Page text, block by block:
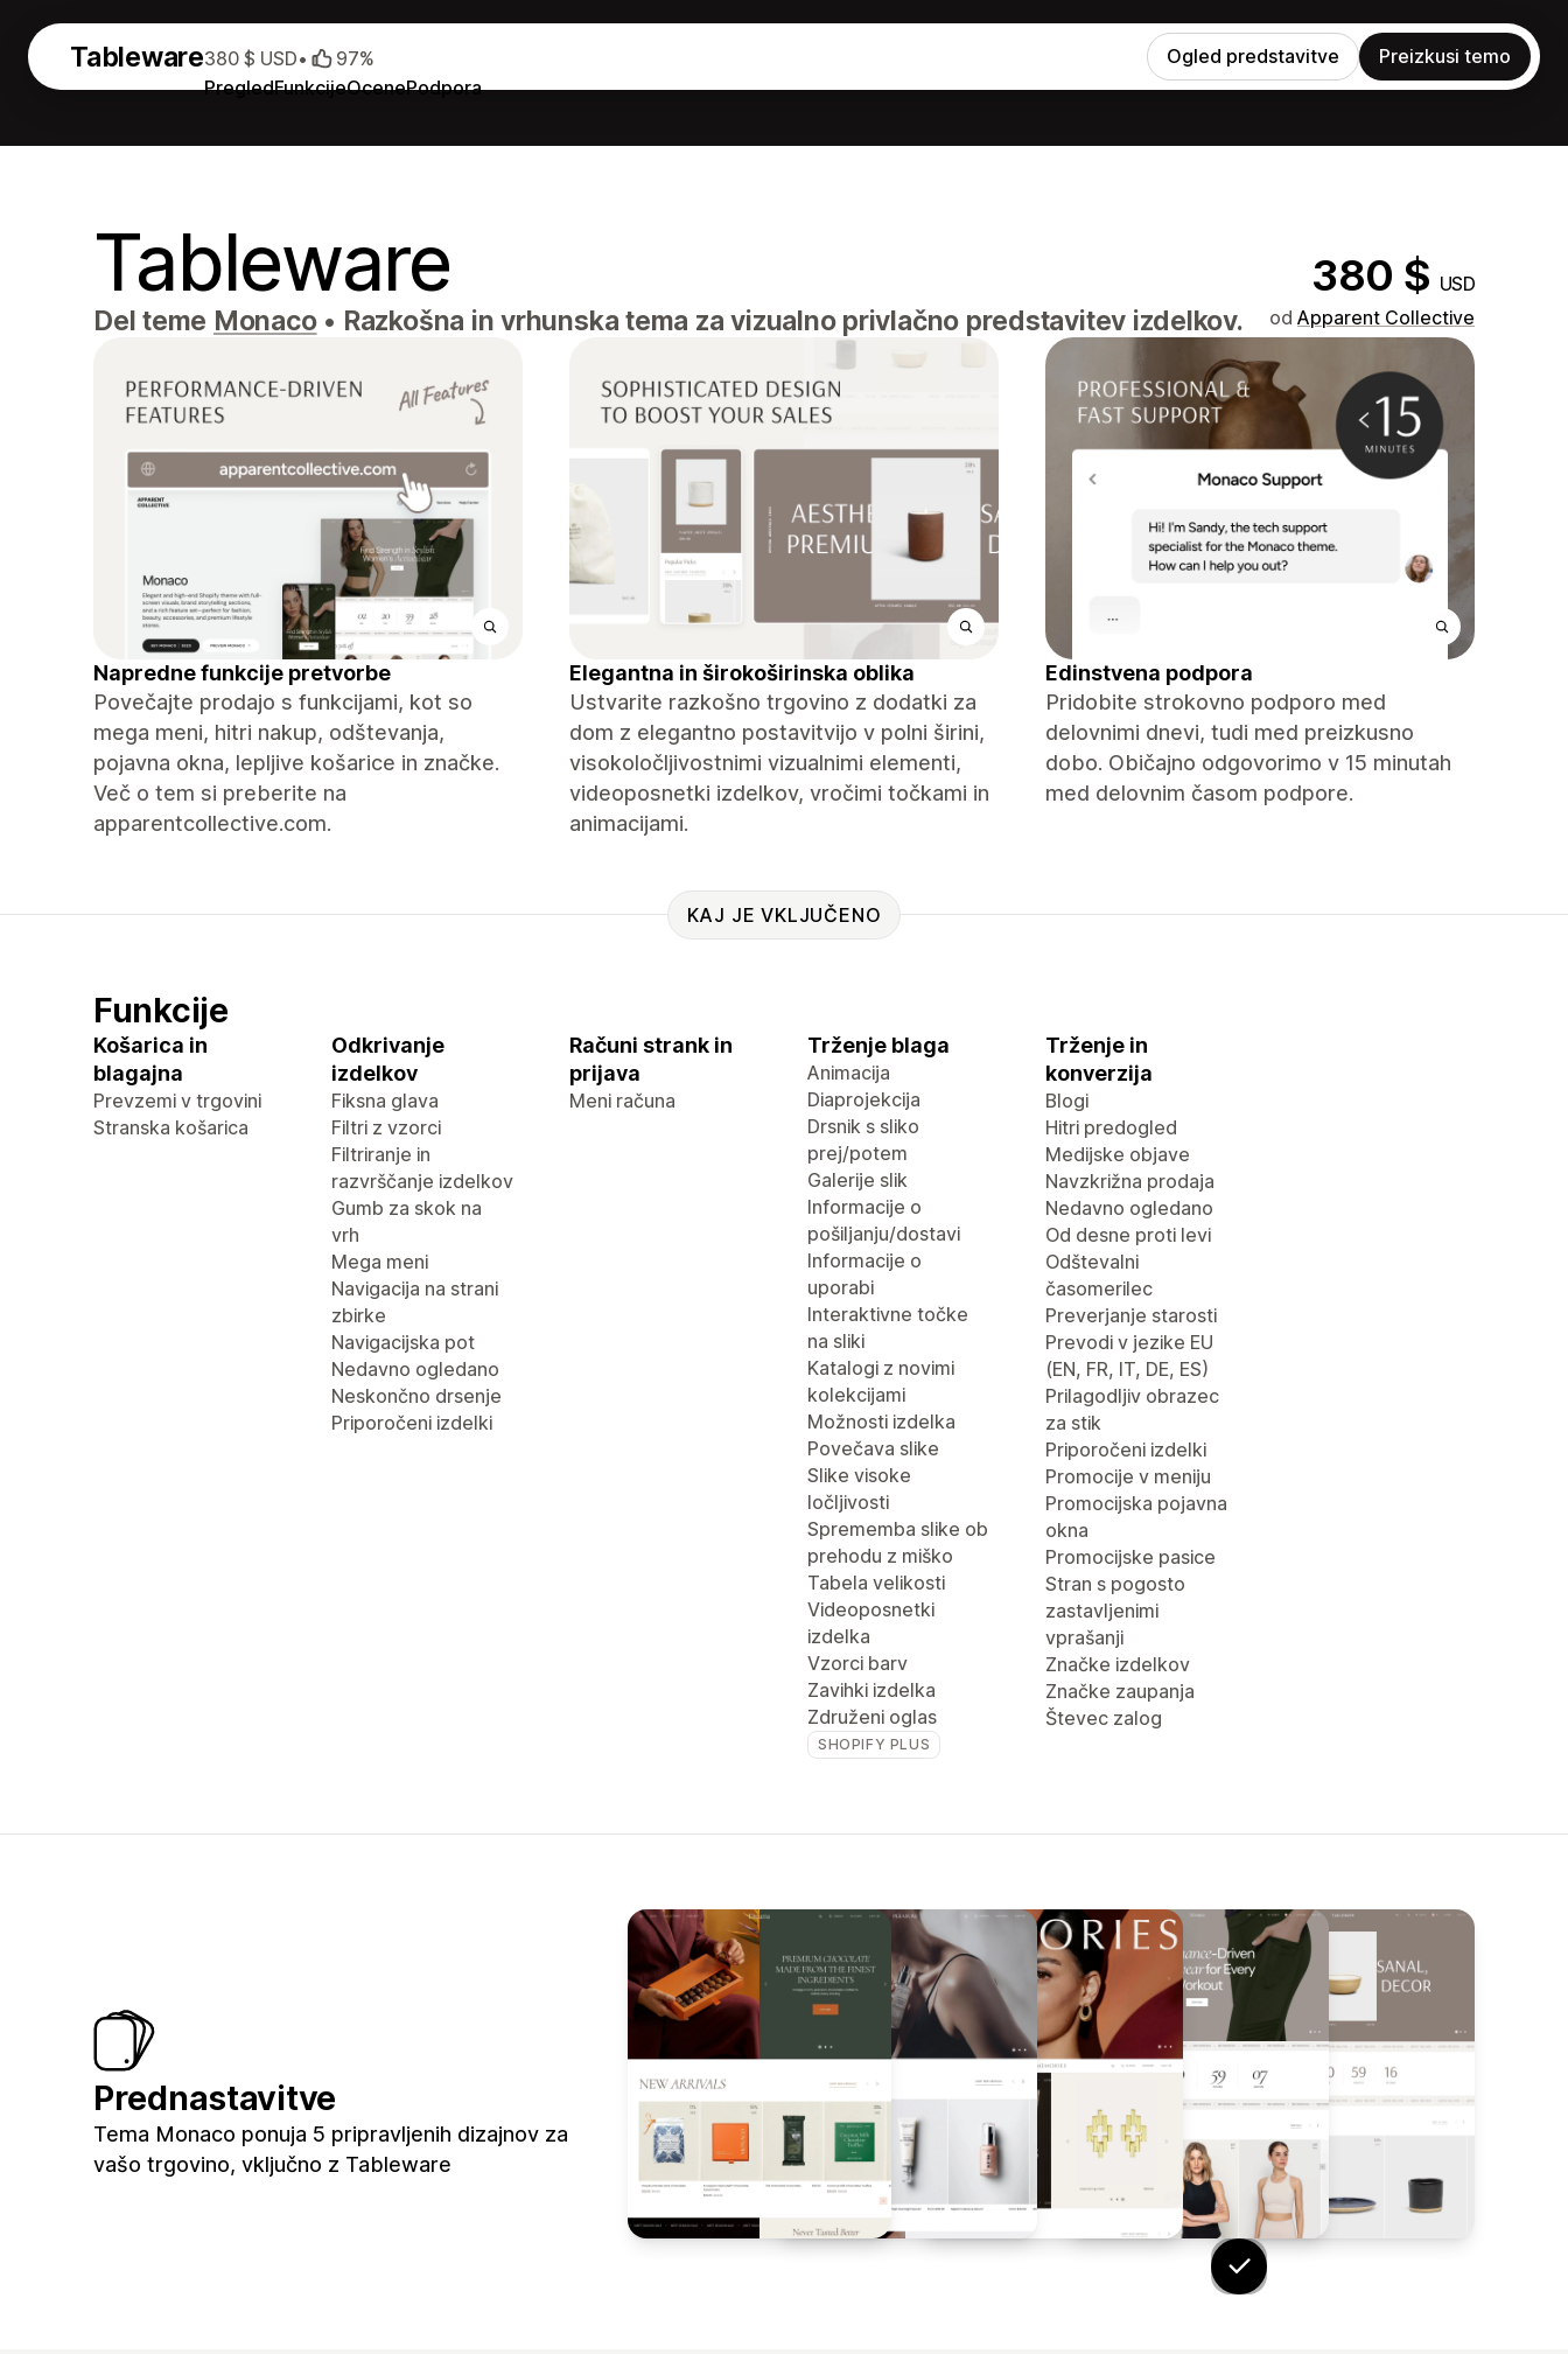
Tableware
PregledFunkcijeOcenePodpora
380 $ USD• 97% Ogled predstavitve Preizkusi temo
Tableware 380 $ USD
Del teme Monaco • Razkošna in vrhunska tema za vizualno privlačno predstavitev izdelkov. od Apparent Collective
Napredne funkcije pretvorbe
Povečajte prodajo s funkcijami, kot so
mega meni, hitri nakup, odštevanja,
pojavna okna, lepljive košarice in značke.
Več o tem si preberite na
apparentcollective.com.
Elegantna in širokoširinska oblika
Ustvarite razkošno trgovino z dodatki za
dom z elegantno postavitvijo v polni širini,
visokoločljivostnimi vizualnimi elementi,
videoposnetki izdelkov, vročimi točkami in
animacijami.
Edinstvena podpora
Pridobite strokovno podporo med
delovnimi dnevi, tudi med preizkusno
dobo. Običajno odgovorimo v 15 minutah
med delovnim časom podpore.
KAJ JE VKLJUČENO
Funkcije
Košarica in
blagajna
Prevzemi v trgovini
Stranska košarica
Odkrivanje
izdelkov
Fiksna glava
Filtri z vzorci
Filtriranje in
razvrščanje izdelkov
Gumb za skok na
vrh
Mega meni
Navigacija na strani
zbirke
Navigacijska pot
Nedavno ogledano
Neskončno drsenje
Priporočeni izdelki
Računi strank in
prijava
Meni računa
Trženje blaga
Animacija
Diaprojekcija
Drsnik s sliko
prej/potem
Galerije slik
Informacije o
pošiljanju/dostavi
Informacije o
uporabi
Interaktivne točke
na sliki
Katalogi z novimi
kolekcijami
Možnosti izdelka
Povečava slike
Slike visoke
ločljivosti
Sprememba slike ob
prehodu z miško
Tabela velikosti
Videoposnetki
izdelka
Vzorci barv
Zavihki izdelka
Združeni oglas
SHOPIFY PLUS
Trženje in
konverzija
Blogi
Hitri predogled
Medijske objave
Navzkrižna prodaja
Nedavno ogledano
Od desne proti levi
Odštevalni
časomerilec
Preverjanje starosti
Prevodi v jezike EU
(EN, FR, IT, DE, ES)
Prilagodljiv obrazec
za stik
Priporočeni izdelki
Promocije v meniju
Promocijska pojavna
okna
Promocijske pasice
Stran s pogosto
zastavljenimi
vprašanji
Značke izdelkov
Značke zaupanja
Števec zalog
Prednastavitve
Tema Monaco ponuja 5 pripravljenih dizajnov za
vašo trgovino, vključno z Tableware